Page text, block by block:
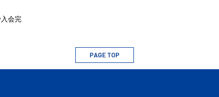
会完